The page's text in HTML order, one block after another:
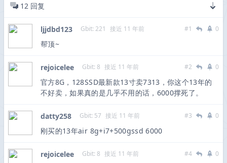
12 回复
ljjdbd123 Gbit: 221 接近 11 年前 #1 0
帮顶~
rejoicelee Gbit: 8 接近 11 年前 #2 0
官方8G，128SSD最新款13寸卖7313，你这个13年的
不好卖，如果真的是几乎不用的话，6000撑死了。
datty258 Gbit: 57 接近 11 年前 #3 0
刚买的13年air 8g+i7+500gssd 6000
rejoicelee Gbit: 8 接近 11 年前 #4 0